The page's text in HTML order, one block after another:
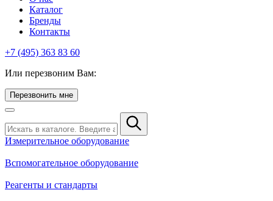
Каталог
Бренды
Контакты
+7 (495) 363 83 60
Или перезвоним Вам:
Перезвонить мне
Измерительное оборудование
Вспомогательное оборудование
Реагенты и стандарты